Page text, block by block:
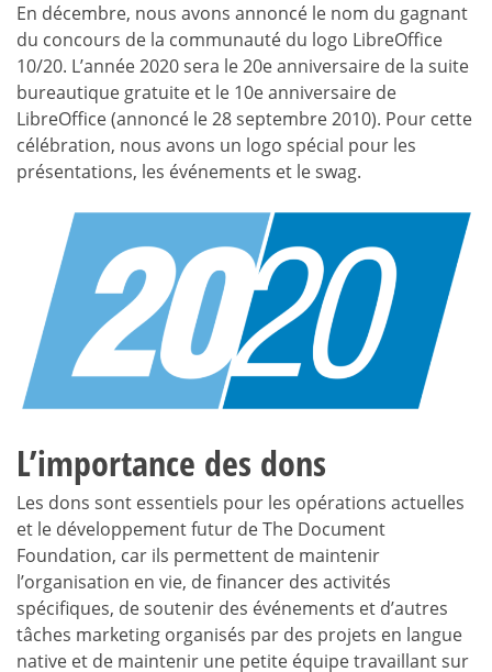
En décembre, nous avons annoncé le nom du gagnant
du concours de la communauté du logo LibreOffice
10/20. L’année 2020 sera le 20e anniversaire de la suite
bureautique gratuite et le 10e anniversaire de
LibreOffice (annoncé le 28 septembre 2010). Pour cette
célébration, nous avons un logo spécial pour les
présentations, les événements et le swag.
L’importance des dons
Les dons sont essentiels pour les opérations actuelles
et le développement futur de The Document
Foundation, car ils permettent de maintenir
l’organisation en vie, de financer des activités
spécifiques, de soutenir des événements et d’autres
tâches marketing organisés par des projets en langue
native et de maintenir une petite équipe travaillant sur